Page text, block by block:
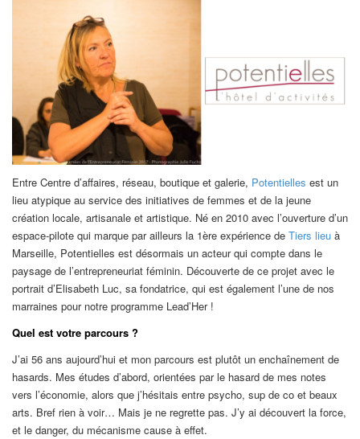
Entre Centre d’affaires, réseau, boutique et galerie, Potentielles est un
lieu atypique au service des initiatives de femmes et de la jeune
création locale, artisanale et artistique. Né en 2010 avec l’ouverture d’un
espace-pilote qui marque par ailleurs la 1ère expérience de Tiers lieu à
Marseille, Potentielles est désormais un acteur qui compte dans le
paysage de l’entrepreneuriat féminin. Découverte de ce projet avec le
portrait d’Elisabeth Luc, sa fondatrice, qui est également l’une de nos
marraines pour notre programme Lead’Her !
Quel est votre parcours ?
J’ai 56 ans aujourd’hui et mon parcours est plutôt un enchaînement de
hasards. Mes études d’abord, orientées par le hasard de mes notes
vers l’économie, alors que j’hésitais entre psycho, sup de co et beaux
arts. Bref rien à voir… Mais je ne regrette pas. J’y ai découvert la force,
et le danger, du mécanisme cause à effet.